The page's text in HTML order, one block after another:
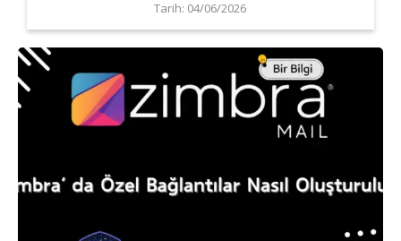
Tarih: 04/06/2026